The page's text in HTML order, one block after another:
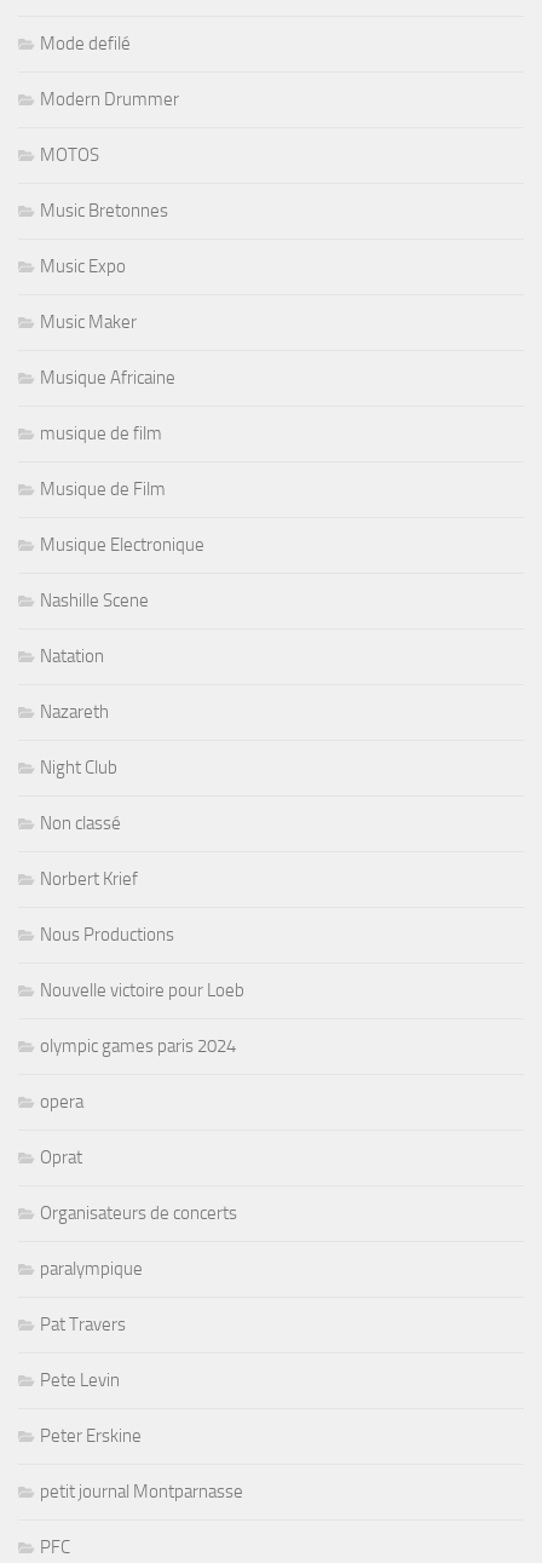
Mode defilé
Modern Drummer
MOTOS
Music Bretonnes
Music Expo
Music Maker
Musique Africaine
musique de film
Musique de Film
Musique Electronique
Nashille Scene
Natation
Nazareth
Night Club
Non classé
Norbert Krief
Nous Productions
Nouvelle victoire pour Loeb
olympic games paris 2024
opera
Oprat
Organisateurs de concerts
paralympique
Pat Travers
Pete Levin
Peter Erskine
petit journal Montparnasse
PFC